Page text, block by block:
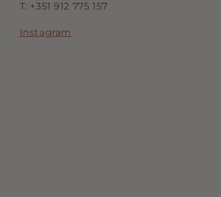
T: +351 912 775 157
Instagram